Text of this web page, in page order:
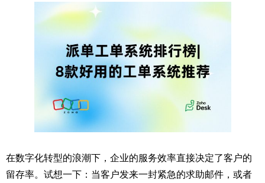
在数字化转型的浪潮下，企业的服务效率直接决定了客户的
留存率。试想一下：当客户发来一封紧急的求助邮件，或者